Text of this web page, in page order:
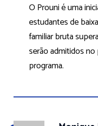
O Prouni é uma
estudantes de
familiar bruta
serão admitidos
programa.